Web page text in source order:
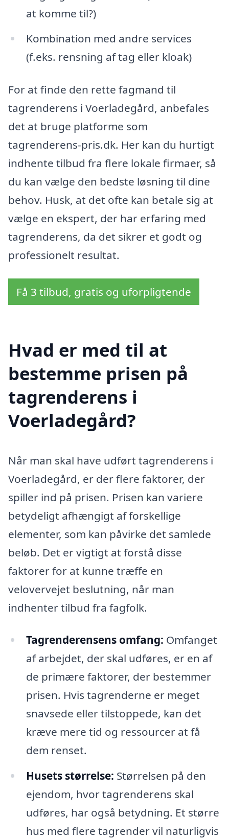
at komme til?)
Kombination med andre services
(f.eks. rensning af tag eller kloak)
For at finde den rette fagmand til
tagrenderens i Voerladegård, anbefales
det at bruge platforme som
tagrenderens-pris.dk. Her kan du hurtigt
indhente tilbud fra flere lokale firmaer, så
du kan vælge den bedste løsning til dine
behov. Husk, at det ofte kan betale sig at
vælge en ekspert, der har erfaring med
tagrenderens, da det sikrer et godt og
professionelt resultat.
Få 3 tilbud, gratis og uforpligtende
Hvad er med til at
bestemme prisen på
tagrenderens i
Voerladegård?
Når man skal have udført tagrenderens i
Voerladegård, er der flere faktorer, der
spiller ind på prisen. Prisen kan variere
betydeligt afhængigt af forskellige
elementer, som kan påvirke det samlede
beløb. Det er vigtigt at forstå disse
faktorer for at kunne træffe en
velovervejet beslutning, når man
indhenter tilbud fra fagfolk.
Tagrenderensens omfang: Omfanget
af arbejdet, der skal udføres, er en af
de primære faktorer, der bestemmer
prisen. Hvis tagrenderne er meget
snavsede eller tilstoppede, kan det
kræve mere tid og ressourcer at få
dem renset.
Husets størrelse: Størrelsen på den
ejendom, hvor tagrenderens skal
udføres, har også betydning. Et større
hus med flere tagrender vil naturligvis